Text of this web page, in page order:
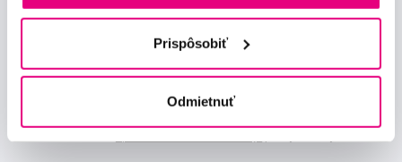
Prispôsobiť
Odmietnuť
Novinky a nabídky